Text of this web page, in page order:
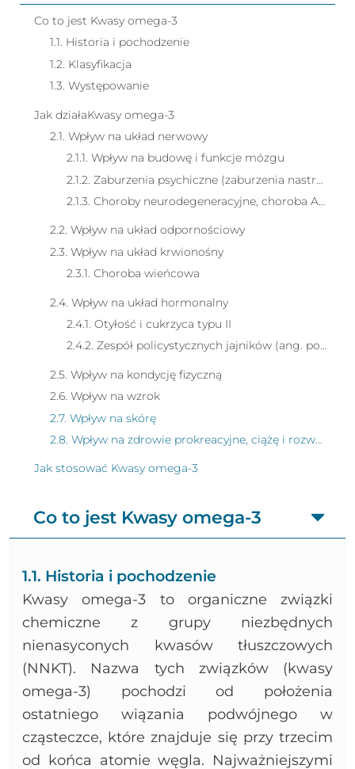
Co to jest Kwasy omega-3
1.1. Historia i pochodzenie
1.2. Klasyfikacja
1.3. Występowanie
Jak działaKwasy omega-3
2.1. Wpływ na układ nerwowy
2.1.1. Wpływ na budowę i funkcje mózgu
2.1.2. Zaburzenia psychiczne (zaburzenia nastroju, zaburzenia psychotyczne).
2.1.3. Choroby neurodegeneracyjne, choroba Alzheimera
2.2. Wpływ na układ odpornościowy
2.3. Wpływ na układ krwionośny
2.3.1. Choroba wieńcowa
2.4. Wpływ na układ hormonalny
2.4.1. Otyłość i cukrzyca typu II
2.4.2. Zespół policystycznych jajników (ang. polycystic ovary syndrome, PCOS)
2.5. Wpływ na kondycję fizyczną
2.6. Wpływ na wzrok
2.7. Wpływ na skórę
2.8. Wpływ na zdrowie prokreacyjne, ciążę i rozwój płodu
Jak stosować Kwasy omega-3
Bibliografia
Co to jest Kwasy omega-3
1.1. Historia i pochodzenie
Kwasy omega-3 to organiczne związki
chemiczne z grupy niezbędnych
nienasyconych kwasów tłuszczowych
(NNKT). Nazwa tych związków (kwasy
omega-3) pochodzi od położenia
ostatniego wiązania podwójnego w
cząsteczce, które znajduje się przy trzecim
od końca atomie węgla. Najważniejszymi